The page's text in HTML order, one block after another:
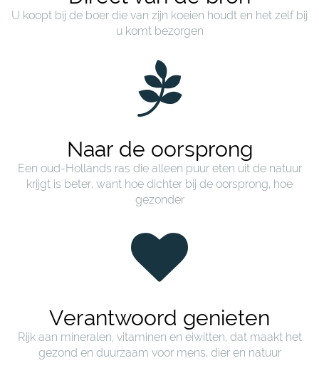
U koopt bij de boer die van zijn koeien houdt en het zelf bij
u komt bezorgen
Naar de oorsprong
Een oud-Hollands ras die alleen puur eten uit de natuur
krijgt is beter, want hoe dichter bij de oorsprong, hoe
gezonder
Verantwoord genieten
Rijk aan mineralen, vitaminen en eiwitten, dat maakt het
gezond en duurzaam voor mens, dier en natuur